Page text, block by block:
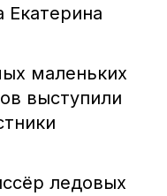
Екатерина
маленьких
выступили
ледовых